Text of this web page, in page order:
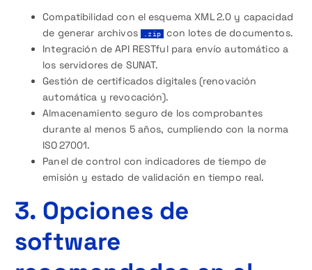
Compatibilidad con el esquema XML 2.0 y capacidad
de generar archivos
.zip
con lotes de documentos.
Integración de API RESTful para envío automático a
los servidores de SUNAT.
Gestión de certificados digitales (renovación
automática y revocación).
Almacenamiento seguro de los comprobantes
durante al menos 5 años, cumpliendo con la norma
ISO 27001.
Panel de control con indicadores de tiempo de
emisión y estado de validación en tiempo real.
3. Opciones de
software